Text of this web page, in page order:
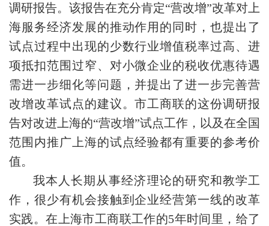
调研报告。该报告在充分肯定“营改增”改革对上
海服务经济发展的推动作用的同时，也提出了
试点过程中出现的少数行业增值税率过高、进
项抵扣范围过窄、对小微企业的税收优惠待遇
需进一步细化等问题，并提出了进一步完善营
改增改革试点的建议。市工商联的这份调研报
告对改进上海的“营改增”试点工作，以及在全国
范围内推广上海的试点经验都有重要的参考价
值。
我本人长期从事经济理论的研究和教学工
作，很少有机会接触到企业经营第一线的改革
实践。在上海市工商联工作的5年时间里，给了